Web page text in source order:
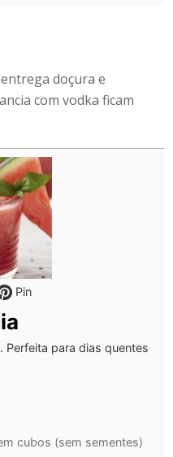
doçura e
com vodka ficam
Pin
Perfeita para dias quentes
cubos (sem sementes)